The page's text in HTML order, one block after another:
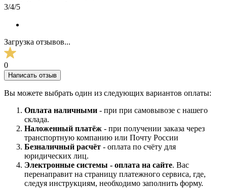
3/4/5
Загрузка отзывов...
0
Написать отзыв
Вы можете выбрать один из следующих вариантов оплаты:
Оплата наличными - при при самовывозе с нашего
склада.
Наложенный платёж - при получении заказа через
транспортную компанию или Почту России
Безналичный расчёт - оплата по счёту для
юридических лиц.
Электронные системы - оплата на сайте. Вас
перенаправит на страницу платежного сервиса, где,
следуя инструкциям, необходимо заполнить форму.